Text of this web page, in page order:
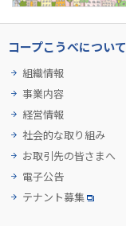
コープこうべについて
組織情報
事業内容
経営情報
社会的な取り組み
お取引先の皆さまへ
電子公告
テナント募集